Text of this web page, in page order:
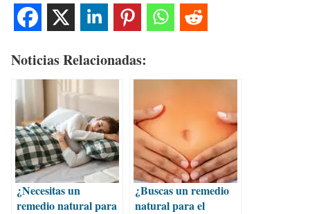
Noticias Relacionadas:
¿Necesitas un
remedio natural para
¿Buscas un remedio
natural para el